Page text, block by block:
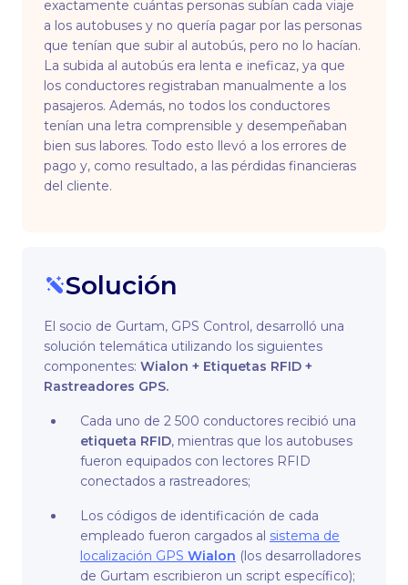
exactamente cuántas personas subían cada viaje
a los autobuses y no quería pagar por las personas
que tenían que subir al autobús, pero no lo hacían.
La subida al autobús era lenta e ineficaz, ya que
los conductores registraban manualmente a los
pasajeros. Además, no todos los conductores
tenían una letra comprensible y desempeñaban
bien sus labores. Todo esto llevó a los errores de
pago y, como resultado, a las pérdidas financieras
del cliente.
Solución
El socio de Gurtam, GPS Control, desarrolló una
solución telemática utilizando los siguientes
componentes: Wialon + Etiquetas RFID +
Rastreadores GPS.
Сada uno de 2 500 conductores recibió una
etiqueta RFID, mientras que los autobuses
fueron equipados con lectores RFID
conectados a rastreadores;
Los códigos de identificación de cada
empleado fueron cargados al sistema de
localización GPS Wialon (los desarrolladores
de Gurtam escribieron un script específico);